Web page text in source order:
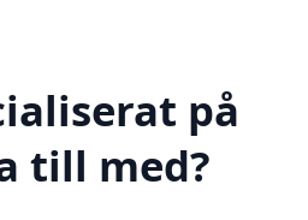
på
till med?